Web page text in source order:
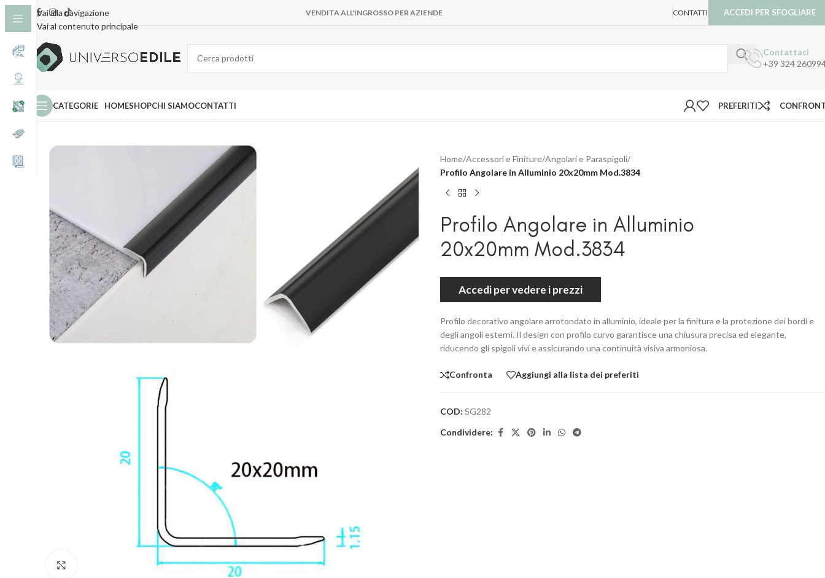
Vai alla navigazione
Vai al contenuto principale
VENDITA ALL'INGROSSO PER AZIENDE CONTATTI ACCEDI PER SFOGLIARE
Contattaci
+39 324
CATEGORIE HOMESHOPCHI SIAMOCONTATTI PREFERITI
Home/Accessori e Finiture/Angolari e Paraspigoli/
Profilo Angolare in Alluminio 20x20mm Mod.3834
Profilo Angolare in Alluminio
20x20mm Mod.3834
Accedi per vedere i prezzi
Profilo decorativo angolare arrotondato in alluminio, ideale per la finitura e la protezione dei bordi e
degli angoli esterni. Il design con profilo curvo garantisce una chiusura precisa ed elegante,
riducendo gli spigoli vivi e assicurando una continuità visiva armoniosa.
Confronta Aggiungi alla lista dei preferiti
COD: SG282
Condividere: